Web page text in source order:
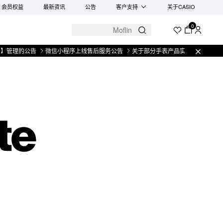
会员权益 最新资讯 公告 客户支持 关于CASIO
0
小程序上线售后服务公告 关于部分手表产品实施【一物一码】管理的公告